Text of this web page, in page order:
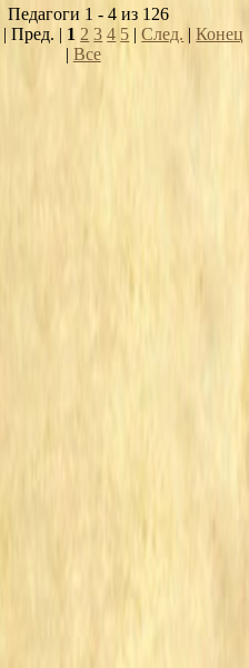
Педагоги 1 - 4 из 126
Пред. | 1 2 3 4 5 |След. |Конец
| Все